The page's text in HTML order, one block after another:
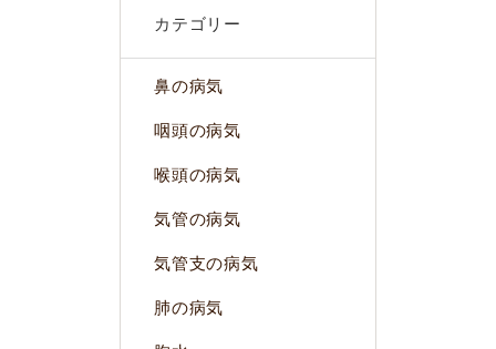
カテゴリー
鼻の病気
咽頭の病気
喉頭の病気
気管の病気
気管支の病気
肺の病気